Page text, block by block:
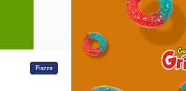
Piazza